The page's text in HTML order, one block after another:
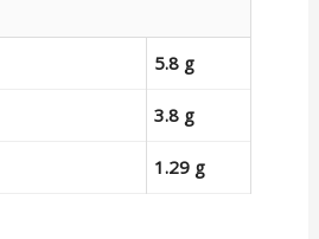
5.8 g
3.8 g
1.29 g